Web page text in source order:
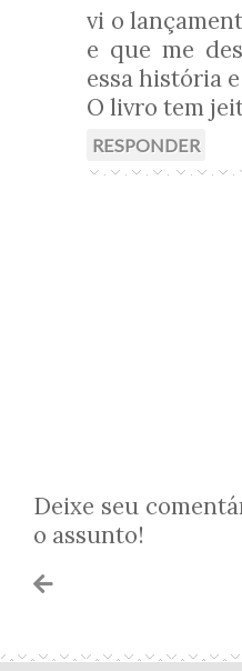
vi o
e que me
essa história
O livro tem
RESPONDER
Deixe seu
o assunto!